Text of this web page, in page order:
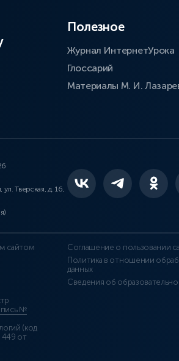
Полезное
Журнал ИнтернетУрока
Глоссарий
Материалы М. И.
Тверская, д. 16,
сайтом
№
(код
от
Соглашение о пользовании
Политика в отношении
данных
Сведения об